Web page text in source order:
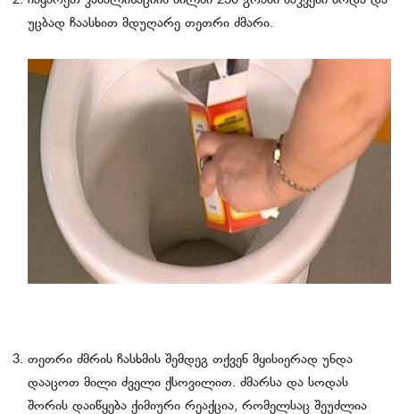
უცბად ჩაასხით მდუღარე თეთრი ძმარი.
თეთრი ძმრის ჩასხმის შემდეგ თქვენ მყისიერად უნდა
დააცოთ მილი ძველი ქსოვილით. ძმარსა და სოდას
შორის დაიწყება ქიმიური რეაქცია, რომელსაც შეუძლია